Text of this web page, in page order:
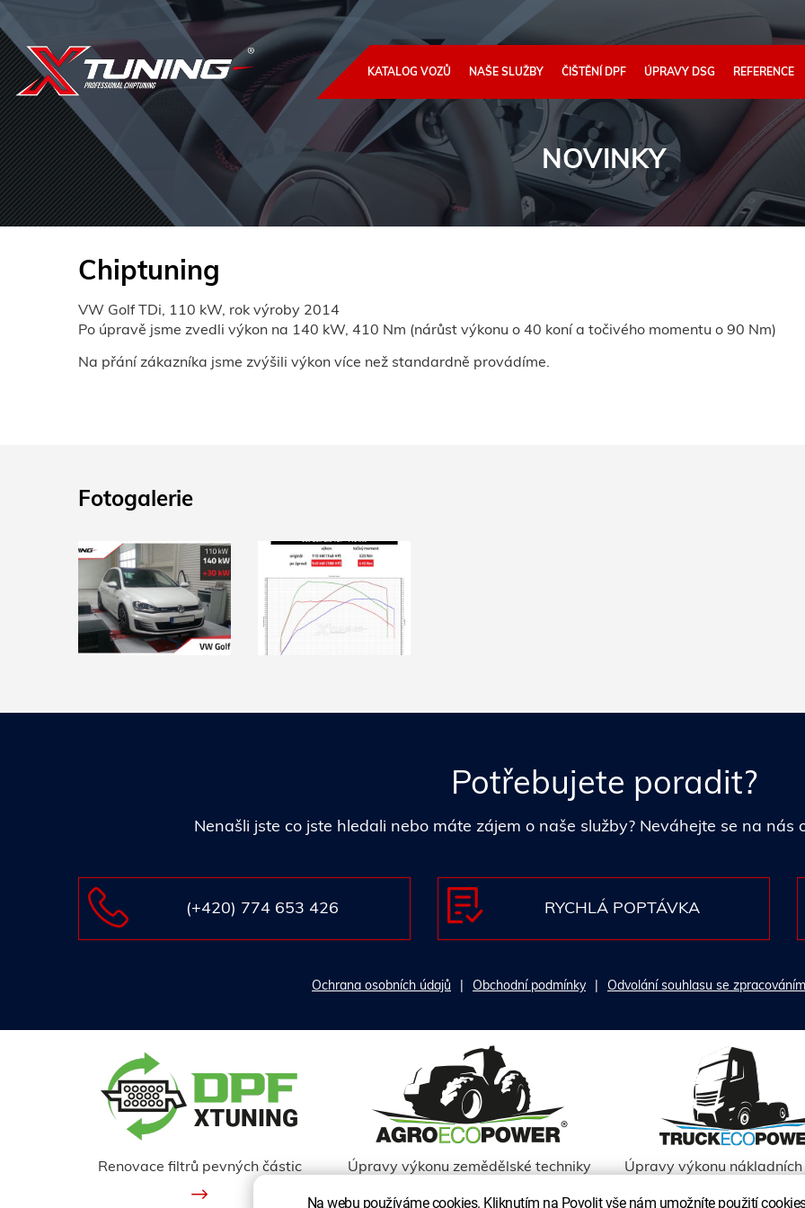
Na webu používáme cookies. Kliknutím na Povolit vše nám umožníte použití
KATALOG VOZŮ NAŠE SLUŽBY ČIŠTĚNÍ DPF ÚPRAVY DSG REFERENCE
NOVINKY
Chiptuning
VW Golf TDi, 110 kW, rok výroby 2014
Po úpravě jsme zvedli výkon na 140 kW, 410 Nm (nárůst výkonu o 40 koní a točivého momentu o 90 Nm)
Na přání zákazníka jsme zvýšili výkon více než standardně provádíme.
Fotogalerie
Potřebujete poradit?
Nenašli jste co jste hledali nebo máte zájem o naše služby? Neváhejte se na nás
(+420) 774 653 426 RYCHLÁ POPTÁVKA
Ochrana osobních údajů Obchodní podmínky Odvolání souhlasu se
Renovace filtrů pevných částic Úpravy výkonu zemědělské techniky Úpravy výkonu